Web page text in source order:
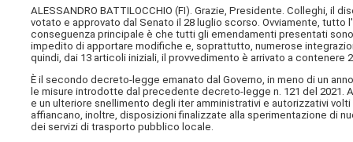
ALESSANDRO BATTILOCCHIO (FI). Grazie, Presidente. Colleghi, il
votato e approvato dal Senato il 28 luglio scorso. Ovviamente,
conseguenza principale è che tutti gli emendamenti presentati
impedito di apportare modifiche e, soprattutto, numerose
quindi, dai 13 articoli iniziali, il provvedimento è arrivato a contenere
È il secondo decreto-legge emanato dal Governo, in meno di un
le misure introdotte dal precedente decreto-legge n. 121 del
e un ulteriore snellimento degli iter amministrativi e autorizzativi
affiancano, inoltre, disposizioni finalizzate alla sperimentazione di
dei servizi di trasporto pubblico locale.